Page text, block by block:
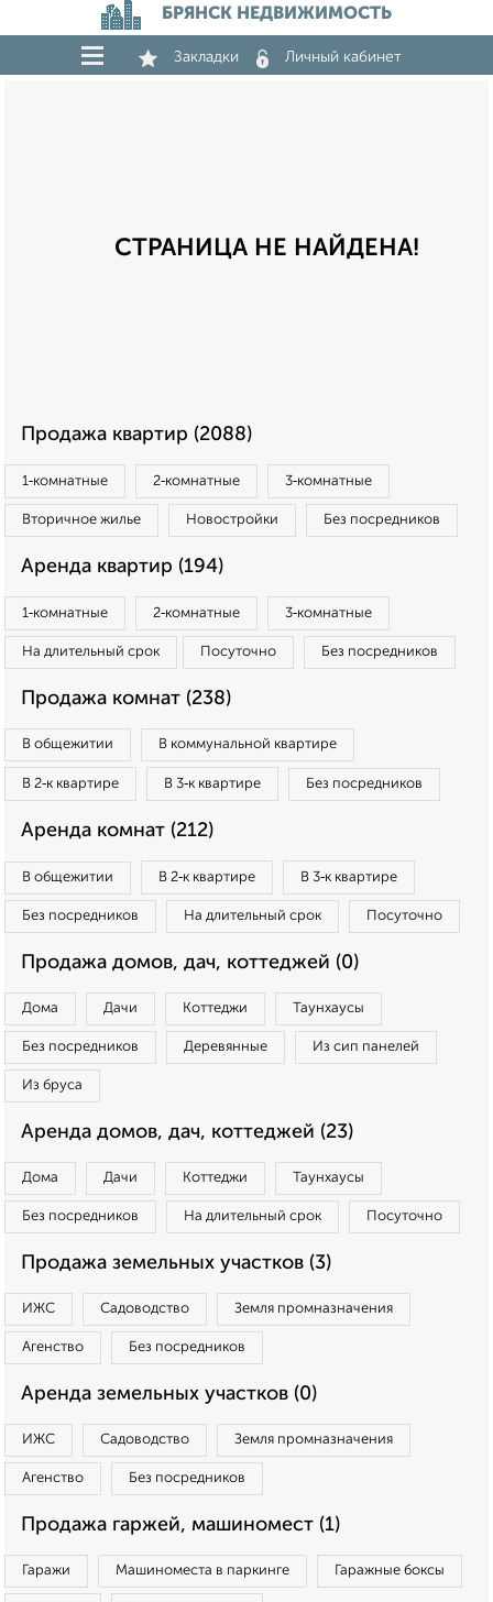
БРЯНСК НЕДВИЖИМОСТЬ
Закладки Личный кабинет
СТРАНИЦА НЕ НАЙДЕНА!
Продажа квартир (2088)
1‑комнатные 2‑комнатные 3‑комнатные
Вторичное жилье Новостройки Без посредников
Аренда квартир (194)
1‑комнатные 2‑комнатные 3‑комнатные
На длительный срок Посуточно Без посредников
Продажа комнат (238)
В общежитии В коммунальной квартире
В 2‑к квартире В 3‑к квартире Без посредников
Аренда комнат (212)
В общежитии В 2‑к квартире В 3‑к квартире
Без посредников На длительный срок Посуточно
Продажа домов, дач, коттеджей (0)
Дома Дачи Коттеджи Таунхаусы
Без посредников Деревянные Из сип панелей
Из бруса
Аренда домов, дач, коттеджей (23)
Дома Дачи Коттеджи Таунхаусы
Без посредников На длительный срок Посуточно
Продажа земельных участков (3)
ИЖС Садоводство Земля промназначения
Агенство Без посредников
Аренда земельных участков (0)
ИЖС Садоводство Земля промназначения
Агенство Без посредников
Продажа гаржей, машиномест (1)
Гаражи Машиноместа в паркинге Гаражные боксы